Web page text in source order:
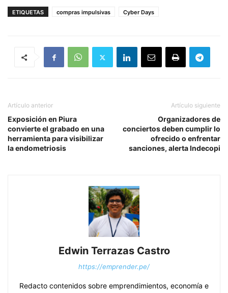
ETIQUETAS compras impulsivas Cyber Days
Artículo anterior
Exposición en Piura
convierte el grabado en una
herramienta para visibilizar
la endometriosis
Artículo siguiente
Organizadores de
conciertos deben cumplir lo
ofrecido o enfrentar
sanciones, alerta Indecopi
Edwin Terrazas Castro
https://emprender.pe/
Redacto contenidos sobre emprendimientos, economía e